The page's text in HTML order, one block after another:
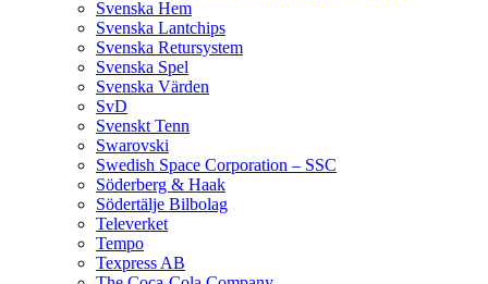
Svenska Hem
Svenska Lantchips
Svenska Retursystem
Svenska Spel
Svenska Värden
SvD
Svenskt Tenn
Swarovski
Swedish Space Corporation – SSC
Söderberg & Haak
Södertälje Bilbolag
Televerket
Tempo
Texpress AB